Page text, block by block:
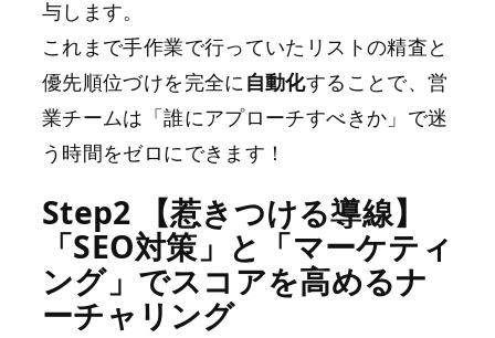
与します。
これまで手作業で行っていたリストの精査と
優先順位づけを完全に 自動化することで、営
業チームは「誰にアプローチすべきか」で迷
う時間をゼロにできます！
Step2 【惹きつける導線】
「SEO対策」と「マーケティ
ング」でスコアを高めるナ
ーチャリング